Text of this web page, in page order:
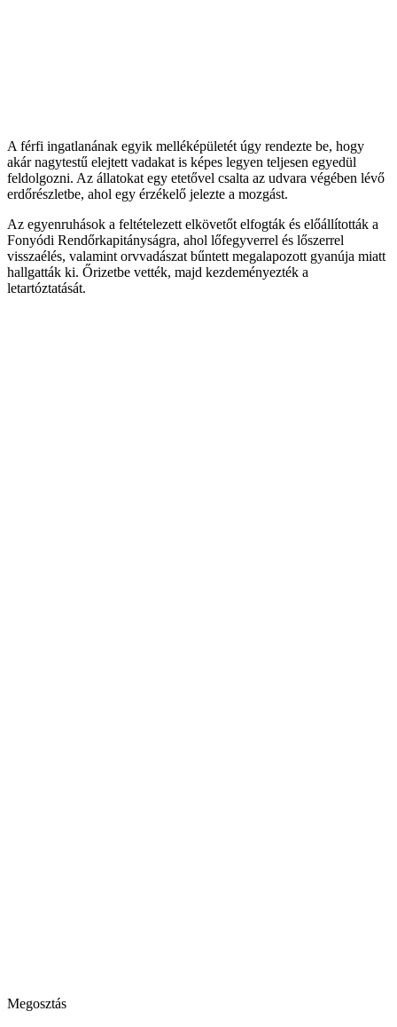
A férfi ingatlanának egyik melléképületét úgy rendezte be, hogy
akár nagytestű elejtett vadakat is képes legyen teljesen egyedül
feldolgozni. Az állatokat egy etetővel csalta az udvara végében lévő
erdőrészletbe, ahol egy érzékelő jelezte a mozgást.
Az egyenruhások a feltételezett elkövetőt elfogták és előállították a
Fonyódi Rendőrkapitányságra, ahol lőfegyverrel és lőszerrel
visszaélés, valamint orvvadászat bűntett megalapozott gyanúja miatt
hallgatták ki. Őrizetbe vették, majd kezdeményezték a
letartóztatását.
Megosztás